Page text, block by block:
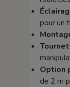
pour un
Option
de 2 m